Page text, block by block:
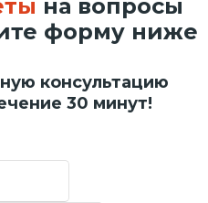
на вопросы
форму ниже
консультацию
30 минут!